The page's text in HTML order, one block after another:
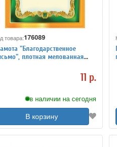
товара:176089
"Благодарственное
плотная мелованная
11 р.
в наличии на сегодня
В корзину